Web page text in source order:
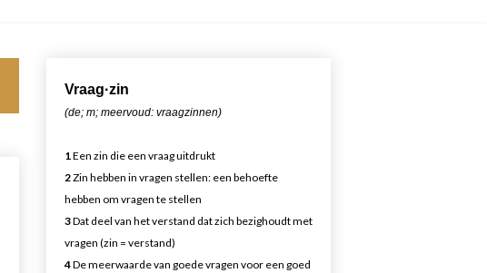
Vraag·zin
(de; m; meervoud: vraagzinnen)
1Een zin die een vraag uitdrukt
2Zin hebben in vragen stellen: een behoefte
hebben om vragen te stellen
3Dat deel van het verstand dat zich bezighoudt met
vragen (zin = verstand)
4De meerwaarde van goede vragen voor een goed